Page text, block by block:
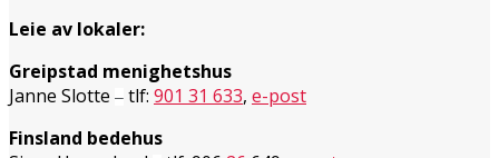
Leie av lokaler:
Greipstad menighetshus
Janne Slotte – tlf: 901 31 633, e-post
Finsland bedehus